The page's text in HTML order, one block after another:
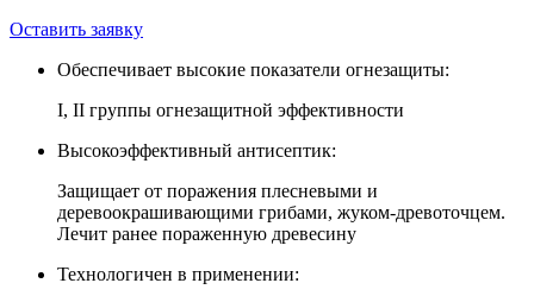
Оставить заявку
Обеспечивает высокие показатели огнезащиты:
I, II группы огнезащитной эффективности
Высокоэффективный антисептик:
Защищает от поражения плесневыми и
деревоокрашивающими грибами, жуком-древоточцем.
Лечит ранее пораженную древесину
Технологичен в применении: